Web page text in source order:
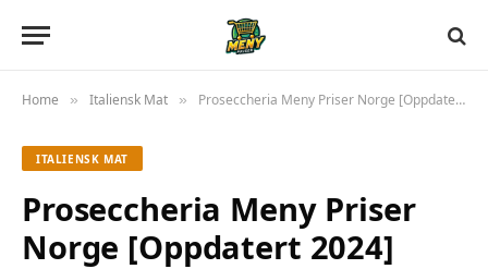
Home » Italiensk Mat » Proseccheria Meny Priser Norge [Oppdatert 2024]
ITALIENSK MAT
Proseccheria Meny Priser
Norge [Oppdatert 2024]